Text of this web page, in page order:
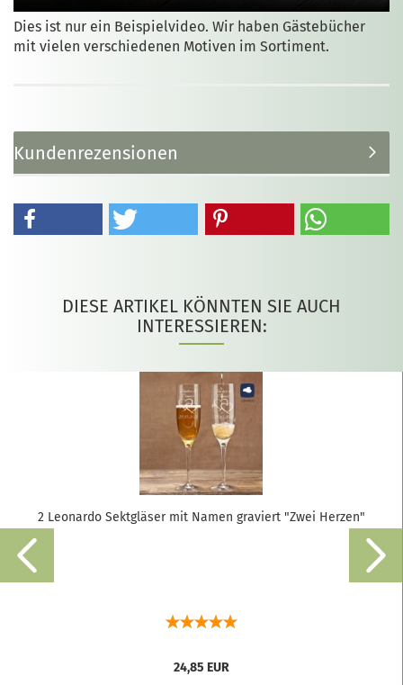
Dies ist nur ein Beispielvideo. Wir haben Gästebücher
mit vielen verschiedenen Motiven im Sortiment.
Kundenrezensionen
DIESE ARTIKEL KÖNNTEN SIE AUCH
INTERESSIEREN:
2 Leonardo Sektgläser mit Namen graviert "Zwei Herzen"
24,85 EUR